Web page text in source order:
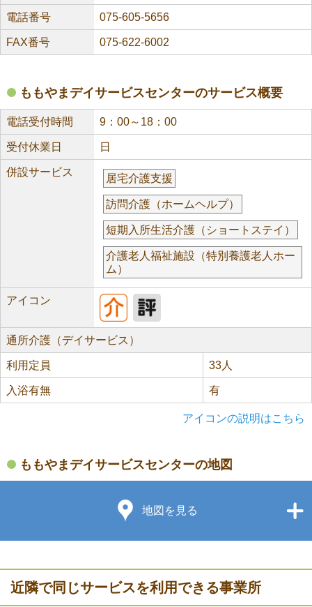
電話番号 075-605-5656
FAX番号 075-622-6002
ももやまデイサービスセンターのサービス概要
電話受付時間 9：00～18：00
受付休業日 日
併設サービス
居宅介護支援
訪問介護（ホームヘルプ）
短期入所生活介護（ショートステイ）
介護老人福祉施設（特別養護老人ホー
ム）
アイコン
通所介護（デイサービス）
利用定員 33人
入浴有無 有
アイコンの説明はこちら
ももやまデイサービスセンターの地図
地図を見る
近隣で同じサービスを利用できる事業所